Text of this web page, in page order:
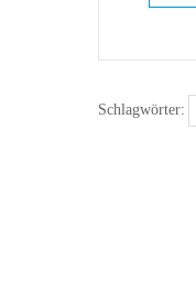
Schlagwörter: